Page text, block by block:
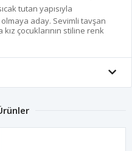
tutan yapısıyla
olmaya aday. Sevimli tavşan
çocuklarının stiline renk